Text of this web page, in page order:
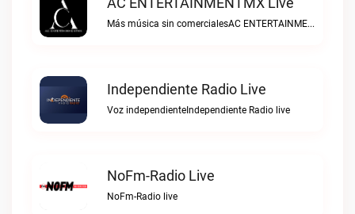
Más música sin comercialesAC ENTERTAINMENTMX live
Independiente Radio Live
Voz independienteIndependiente Radio live
NoFm-Radio Live
NoFm-Radio live